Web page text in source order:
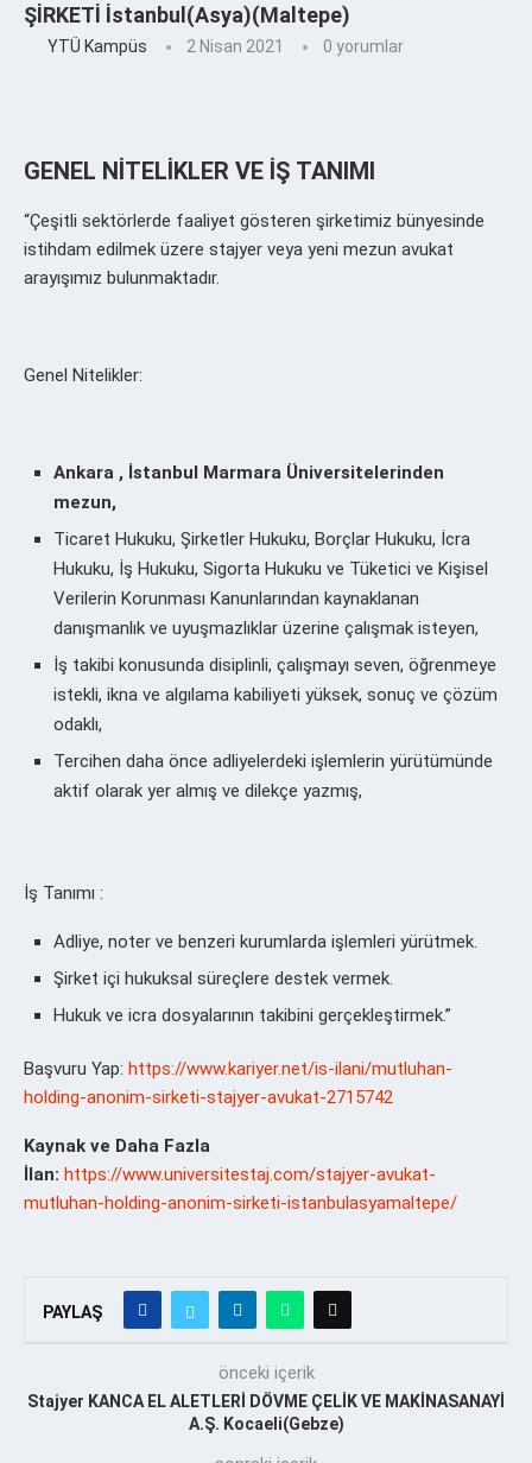
ŞİRKETİ İstanbul(Asya)(Maltepe)
YTÜ Kampüs 2 Nisan 2021 0 yorumlar
GENEL NİTELİKLER VE İŞ TANIMI
“Çeşitli sektörlerde faaliyet gösteren şirketimiz bünyesinde
istihdam edilmek üzere stajyer veya yeni mezun avukat
arayışımız bulunmaktadır.
Genel Nitelikler:
Ankara , İstanbul Marmara Üniversitelerinden
mezun,
Ticaret Hukuku, Şirketler Hukuku, Borçlar Hukuku, İcra
Hukuku, İş Hukuku, Sigorta Hukuku ve Tüketici ve Kişisel
Verilerin Korunması Kanunlarından kaynaklanan
danışmanlık ve uyuşmazlıklar üzerine çalışmak isteyen,
İş takibi konusunda disiplinli, çalışmayı seven, öğrenmeye
istekli, ikna ve algılama kabiliyeti yüksek, sonuç ve çözüm
odaklı,
Tercihen daha önce adliyelerdeki işlemlerin yürütümünde
aktif olarak yer almış ve dilekçe yazmış,
İş Tanımı :
Adliye, noter ve benzeri kurumlarda işlemleri yürütmek.
Şirket içi hukuksal süreçlere destek vermek.
Hukuk ve icra dosyalarının takibini gerçekleştirmek.”
Başvuru Yap: https://www.kariyer.net/is-ilani/mutluhan-
holding-anonim-sirketi-stajyer-avukat-2715742
Kaynak ve Daha Fazla
İlan: https://www.universitestaj.com/stajyer-avukat-
mutluhan-holding-anonim-sirketi-istanbulasyamaltepe/
PAYLAŞ
önceki içerik
Stajyer KANCA EL ALETLERİ DÖVME ÇELİK VE MAKİNASANAYİ
A.Ş. Kocaeli(Gebze)